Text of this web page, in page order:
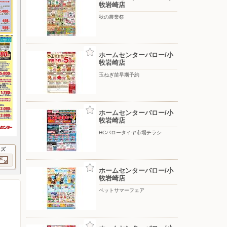
牧岩崎店
秋の農業祭
ホームセンターバロー/小
牧岩崎店
玉ねぎ苗早期予約
ホームセンターバロー/小
牧岩崎店
HCバロータイヤ市場チラシ
ホームセンターバロー/小
牧岩崎店
ペットサマーフェア